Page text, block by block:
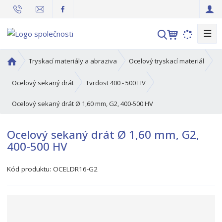
V
h
☰
v
o
n
t
r
n
Tryskací materiály a abraziva Ocelový tryskací materiál
Ocelový sekaný drát Tvrdost 400 - 500 HV
Ocelový sekaný drát Ø 1,60 mm, G2, 400-500 HV
Ocelový sekaný drát Ø 1,60 mm, G2,
400-500 HV
Kód produktu:OCELDR16-G2